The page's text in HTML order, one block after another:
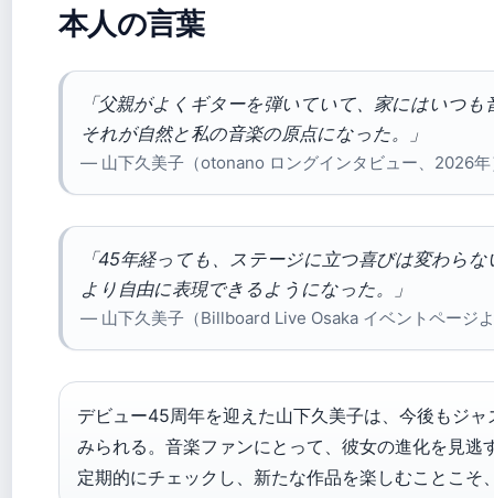
本人の言葉
「父親がよくギターを弾いていて、家にはいつ
それが自然と私の音楽の原点になった。」
— 山下久美子（otonano ロングインタビュー、2026年
「45年経っても、ステージに立つ喜びは変わら
より自由に表現できるようになった。」
— 山下久美子（Billboard Live Osaka イベントページ
デビュー45周年を迎えた山下久美子は、今後もジ
みられる。音楽ファンにとって、彼女の進化を見
定期的にチェックし、新たな作品を楽しむことこ